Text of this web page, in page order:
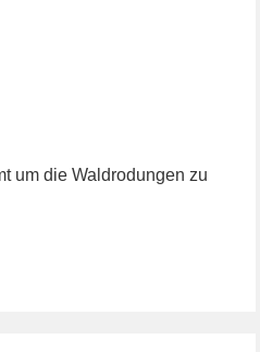
um die Waldrodungen zu